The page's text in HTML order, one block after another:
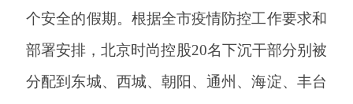
个安全的假期。根据全市疫情防控工作要求和
部署安排，北京时尚控股20名下沉干部分别被
分配到东城、西城、朝阳、通州、海淀、丰台